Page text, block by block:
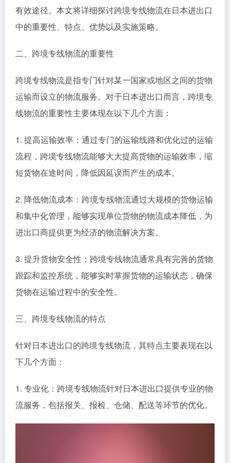
有效途径。本文将详细探讨跨境专线物流在日本进出口
中的重要性、特点、优势以及实施策略。
二、跨境专线物流的重要性
跨境专线物流是指专门针对某一国家或地区之间的货物
运输而设立的物流服务。对于日本进出口而言，跨境专
线物流的重要性主要体现在以下几个方面：
1. 提高运输效率：通过专门的运输线路和优化过的运输
流程，跨境专线物流能够大大提高货物的运输效率，缩
短货物在途时间，降低因延误而产生的成本。
2. 降低物流成本：跨境专线物流通过大规模的货物运输
和集中化管理，能够实现单位货物的物流成本降低，为
进出口商提供更为经济的物流解决方案。
3. 提升货物安全性：跨境专线物流通常具有完善的货物
跟踪和监控系统，能够实时掌握货物的运输状态，确保
货物在运输过程中的安全性。
三、跨境专线物流的特点
针对日本进出口的跨境专线物流，其特点主要表现在以
下几个方面：
1. 专业化：跨境专线物流针对日本进出口提供专业的物
流服务，包括报关、报检、仓储、配送等环节的优化。